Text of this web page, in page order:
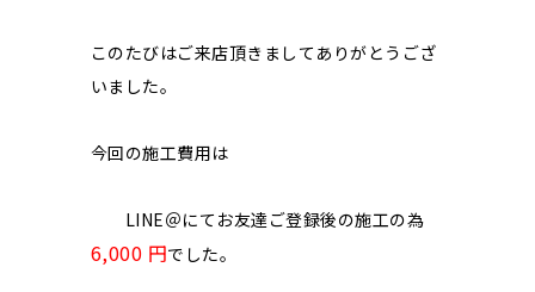
このたびはご来店頂きましてありがとうござ
いました。
今回の施工費用は
LINE＠にてお友達ご登録後の施工の為
6,000 円でした。